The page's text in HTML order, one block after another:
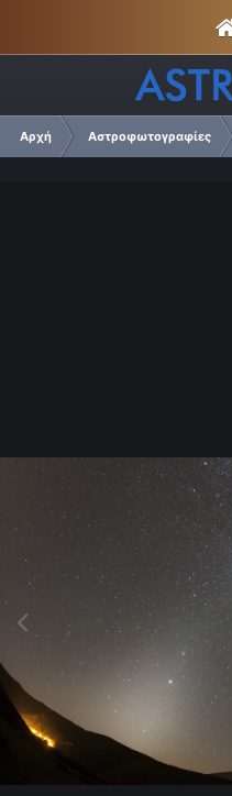
Αρχή Αστροφωτογραφίες